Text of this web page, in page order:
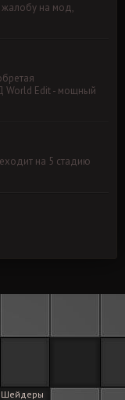
жалобу на мод,
World Edit - мощный
на 5 стадию
Шейдеры